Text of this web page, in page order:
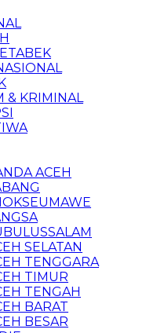
& KRIMINAL
ACEH
SELATAN
TENGGARA
TIMUR
TENGAH
BARAT
BESAR